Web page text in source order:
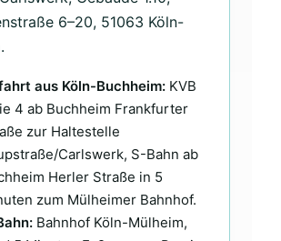
6–20, 51063 Köln-
aus Köln-Buchheim: KVB
4 ab Buchheim Frankfurter
zur Haltestelle
Carlswerk, S-Bahn ab
Herler Straße in 5
zum Mülheimer Bahnhof.
Bahnhof Köln-Mülheim,